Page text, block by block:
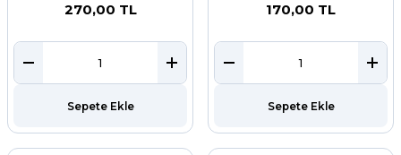
270,00 TL
Sepete Ekle
170,00 TL
Sepete Ekle